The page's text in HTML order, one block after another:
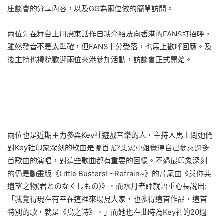
座談會的分享內容，以及GG為兩位做的簡單訪問。
兩位先在舞台上用廣東話作自我介紹及向香港的FANS打招呼，
雖然發音不是太準確，但FANS十分受落，也馬上歡呼回應。及
後主持也禮貌歡迎兩位來港參加活動，訪談會正式開始。
兩位也是近期主力參與Key社遊戲音樂的人，主持人馬上問她們
對Key社印象深刻的歌曲是哪首呢?北沢小姐覺得自己參與過多
首歌曲的演唱，對這些歌曲都有重要的回憶。不過最印象深刻
的仍是動畫版《Little Busters! ~Refrain~》的片尾曲《與你共
遺望之物(君とのなくしもの)》。而水月老師就語重心長說出:
「我覺得現在有幸在這裡來場見大家，也多得這首作品，這首
特別的歌，就是《鳥之詩》。」而她也在此時為Key社的20週